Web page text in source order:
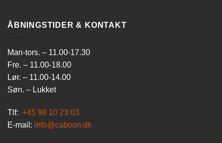
ÅBNINGSTIDER & KONTAKT
Man-tors. – 11.00-17.30
Fre. – 11.00-18.00
Lør. – 11.00-14.00
Søn. – Lukket
Tlf: +45 98 10 23 03
E-mail: info@caboon.dk